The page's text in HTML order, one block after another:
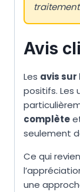
Avis
Les avis sur
positifs. Les
complète
seulement
Ce qui
une